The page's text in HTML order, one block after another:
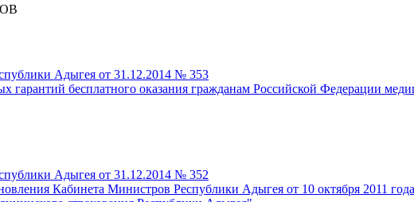
Адыгея от 31.12.2014 № 353
гарантий бесплатного оказания гражданам Российской Федерации
Адыгея от 31.12.2014 № 352
Кабинета Министров Республики Адыгея от 10 октября 2011